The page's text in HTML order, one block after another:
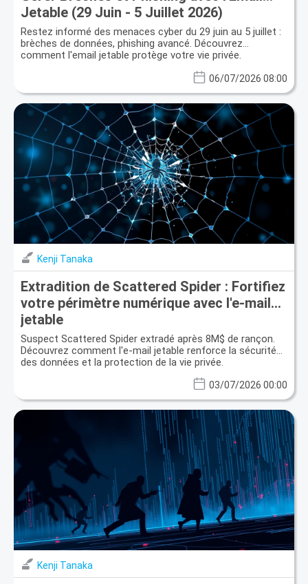
Jetable (29 Juin - 5 Juillet 2026)
Restez informé des menaces cyber du 29 juin au 5 juillet :
brèches de données, phishing avancé. Découvrez
comment l'email jetable protège votre vie privée.
06/07/2026 08:00
Kenji Tanaka
Extradition de Scattered Spider : Fortifiez
votre périmètre numérique avec l'e-mail
jetable
Suspect Scattered Spider extradé après 8M$ de rançon.
Découvrez comment l'e-mail jetable renforce la sécurité
des données et la protection de la vie privée.
03/07/2026 00:00
Kenji Tanaka